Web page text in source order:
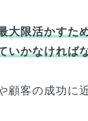
大限活かすた
いかなければ
顧客の成功に